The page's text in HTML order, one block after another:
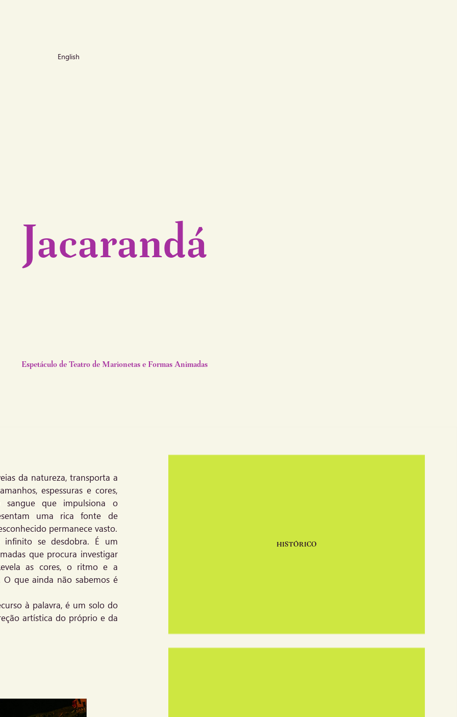
English
Jacarandá
Espetáculo de Teatro de Marionetas e Formas Animadas
da natureza, transporta a
espessuras e cores,
sangue que impulsiona o
uma rica fonte de
permanece vasto.
infinito se desdobra. É um
que procura investigar
as cores, o ritmo e a
que ainda não sabemos é
à palavra, é um solo do
artística do próprio e da
HISTÓRICO